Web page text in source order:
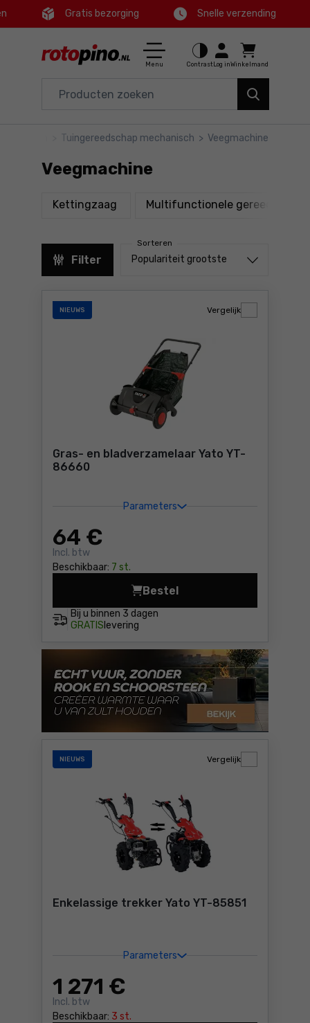
Ctrl
Hoofdmenu
Filters
Producten
Gratis bezorging Snelle verzending
Menu Contrast Log inWinkelmand
Huis en tuin
Aanbiedingen
Tuingereedschap mechanisch > Veegmachine
Veegmachine
Kettingzaag producten
Multifunctionele gereedschap
Filter
Sorteren
Sorteren uit
Populariteit grootste
NIEUWS
Gras- en bladverzamelaar Yato YT-
86660
Parameters
64 €
Incl. btw
Beschikbaar: 7 st.
Vergelijk
Bij u binnen 3 dagen
GRATIS levering
Bestel
Gras- en bladverzamelaar
NIEUWS
Enkelassige trekker Yato YT-85851
Parameters
1 271 €
Incl. btw
Beschikbaar: 3 st.
Vergelijk